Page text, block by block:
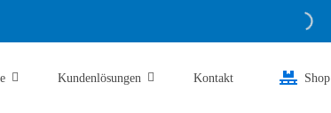
Kundenlösungen Kontakt Shop